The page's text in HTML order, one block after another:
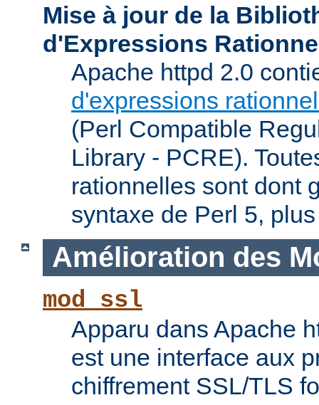
Mise à jour de la
d'Expressions
Apache httpd 2.0
d'expressions
(Perl Compatible
Library - PCRE).
rationnelles sont dont
syntaxe de Perl 5,
Amélioration des
mod_ssl
Apparu dans Apache
est une interface aux
chiffrement SSL/TLS